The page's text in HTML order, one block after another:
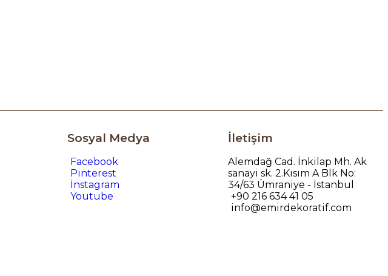
Sosyal Medya
Facebook
Pinterest
İnstagram
Youtube
İletişim
Alemdağ Cad. İnkilap Mh. Ak
sanayi sk. 2.Kısım A Blk No:
34/63 Ümraniye - İstanbul
+90 216 634 41 05
info@emirdekoratif.com